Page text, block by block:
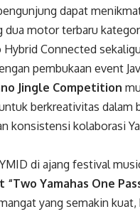
dapat
dua motor terbaru
Hybrid Connected
pembukaan event
Jingle Competition
berkreativitas
konsistensi kolaborasi
di ajang festival
“Two Yamahas One
yang semakin